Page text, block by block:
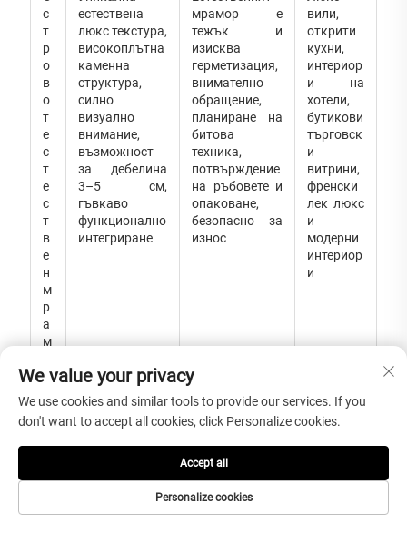
с
т
р
о
в
о
т
е
с
т
е
с
т
в
е
н
м
р
а
м
р
естествена
люкс текстура,
високоплътна
каменна
структура,
силно
визуално
внимание,
възможност
за дебелина
3–5 см,
гъвкаво
функционално
интегриране
мрамор е
тежък и
изисква
герметизация,
внимателно
обращение,
планиране на
битова
техника,
потвърждение
на ръбовете и
опаковане,
безопасно за
износ
вили,
открити
кухни,
интериор
и на
хотели,
бутикови
търговск
и
витрини,
френски
лек люкс
и
модерни
интериор
и
Г
Висока
Често по-
и по-малко
отношение на
Кухни,
We value your privacy
We use cookies and similar tools to provide our services. If you
don't want to accept all cookies, click Personalize cookies.
Personalize cookies
Accept all